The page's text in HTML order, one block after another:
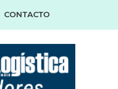
CONTACTO